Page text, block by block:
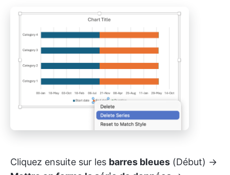
Cliquez ensuite sur les barres bleues (Début) →